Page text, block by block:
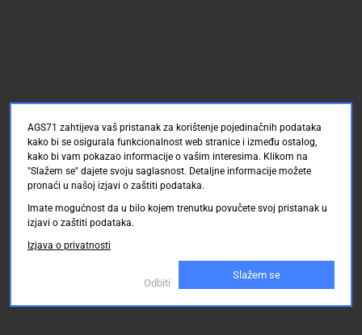
AGS71 zahtijeva vaš pristanak za korištenje pojedinačnih podataka
kako bi se osigurala funkcionalnost web stranice i između ostalog,
kako bi vam pokazao informacije o vašim interesima. Klikom na
"Slažem se" dajete svoju saglasnost. Detaljne informacije možete
pronaći u našoj izjavi o zaštiti podataka.
Imate mogućnost da u bilo kojem trenutku povučete svoj pristanak u
izjavi o zaštiti podataka.
Izjava o privatnosti
Odbiti
Slažem se